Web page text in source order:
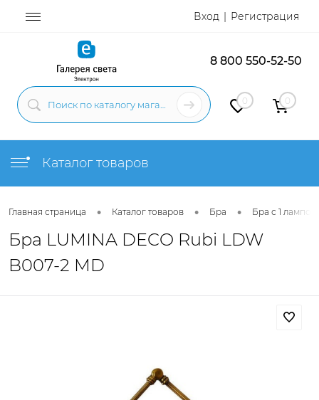
Вход Регистрация
8 800 550-52-50
0 0
Каталог товаров
Главная страница • Каталог товаров • Бра • Бра с 1 лампой
Бра LUMINA DECO Rubi LDW
B007-2 MD